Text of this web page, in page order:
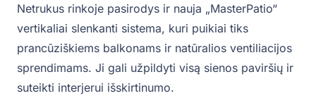
Netrukus rinkoje pasirodys ir nauja „MasterPatio“
vertikaliai slenkanti sistema, kuri puikiai tiks
prancūziškiems balkonams ir natūralios ventiliacijos
sprendimams. Ji gali užpildyti visą sienos paviršių ir
suteikti interjerui išskirtinumo.